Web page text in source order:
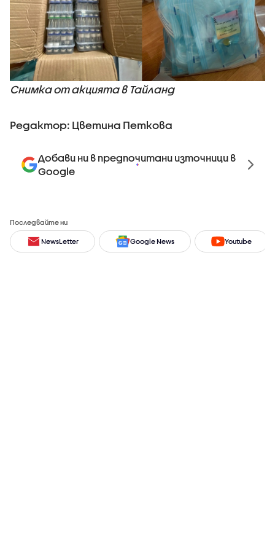
Снимка от акцията в Тайланд
Редактор: Цветина Петкова
Добави ни в предпочитани източници в
Google
Последвайте ни
NewsLetter Google News Youtube